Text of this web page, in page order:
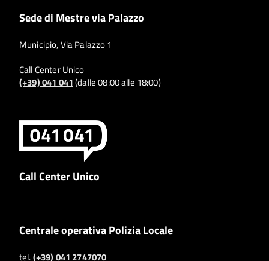
Sede di Mestre via Palazzo
Municipio, Via Palazzo 1
Call Center Unico
(+39) 041 041(dalle 08:00 alle 18:00)
Call Center Unico
Centrale operativa Polizia Locale
tel.(+39) 041 2747070